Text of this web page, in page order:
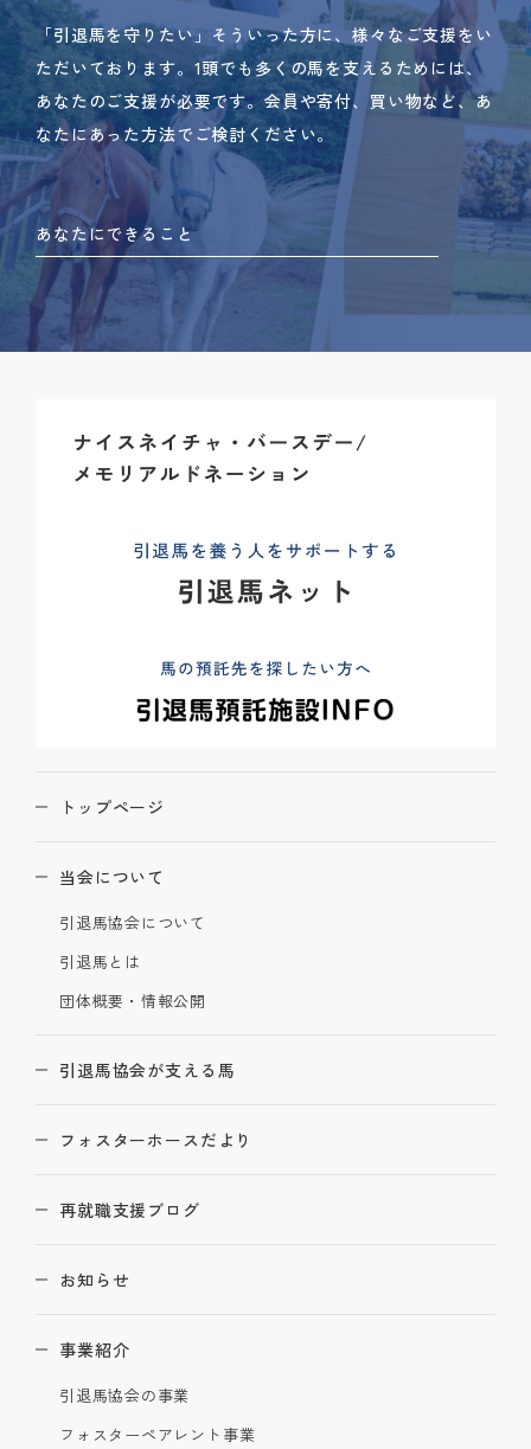
「引退馬を守りたい」そういった方に、様々なご支援をい
ただいております。 1頭でも多くの馬を支えるためには、
あなたのご支援が必要です。 会員や寄付、買い物など、あ
なたにあった方法でご検討ください。
あなたにできること
トップページ
当会について
引退馬協会について
引退馬とは
団体概要・情報公開
引退馬協会が支える馬
フォスターホースだより
再就職支援ブログ
お知らせ
事業紹介
引退馬協会の事業
フォスターペアレント事業